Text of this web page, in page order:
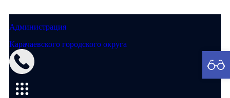
Администрация
Карачаевского городского округа
Мэрия